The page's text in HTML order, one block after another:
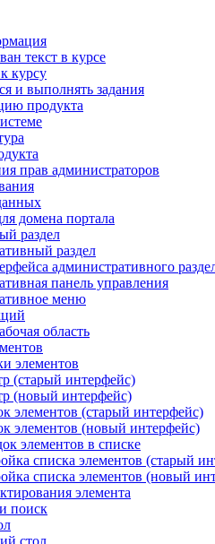
текст в курсе
курсу
и выполнять задания
продукта
прав администраторов
домена портала
раздел
раздел
административного
панель управления
меню
область
элементов
(старый интерфейс)
(новый интерфейс)
элементов (старый интерфейс)
элементов (новый интерфейс)
элементов в списке
списка элементов (старый
списка элементов (новый
элемента
поиск
стол